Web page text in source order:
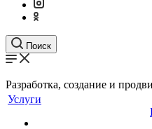
Поиск
Разработка, создание и
Услуги